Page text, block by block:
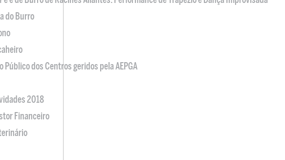
do Burro
Público dos Centros geridos pela AEPGA
2018
Financeiro